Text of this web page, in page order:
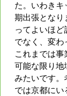
た。いわき
期出張となり
ってよいほ
でなく、変
これまでは
可能な限り地
みたいです
では京都に